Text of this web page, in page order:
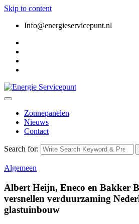
Skip to content
Info@energieservicepunt.nl
Zonnepanelen
Nieuws
Contact
Search for:
Algemeen
Albert Heijn, Eneco en Bakker
versnellen verduurzaming
glastuinbouw